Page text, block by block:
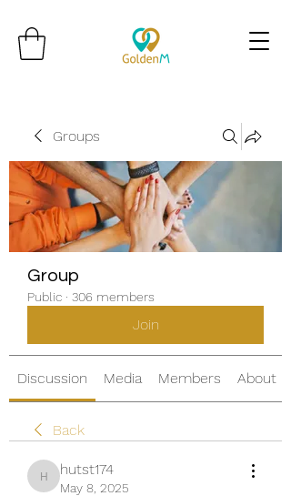
Groups
Group
Public · 306 members
Join
Discussion Media Members About
Back
hutst174
hutst174
May 8, 2025